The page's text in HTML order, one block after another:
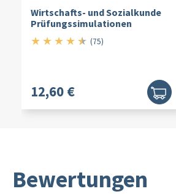
Wirtschafts- und Sozialkunde
Prüfungssimulationen
★ ★ ★ ★ ★4.5/5
(75)
12,60 €
Bewertungen